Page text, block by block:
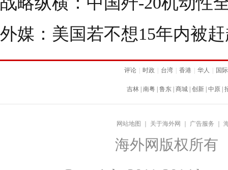
外媒：美国若不想15年内被
评论 时政 台湾 香港 华人 国际
吉林 南粤 鲁东 商城 创新 中原
网站地图 关于海外网 广告服务
海外网版权所有